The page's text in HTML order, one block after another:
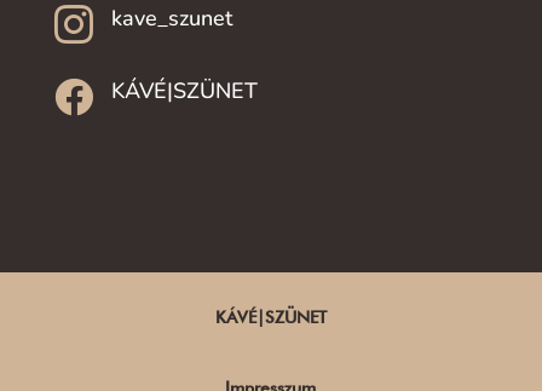
 kave_szunet
 KÁVÉ|SZÜNET
KÁVÉ|SZÜNET